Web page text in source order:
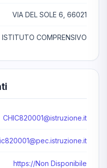
VIA DEL SOLE 6, 66021
ISTITUTO COMPRENSIVO
CHIC820001@istruzione.it
https://Non Disponibile